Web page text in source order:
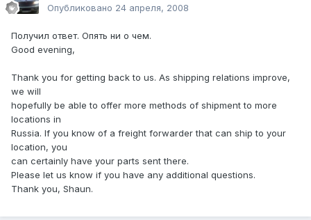
Опубликовано 24 апреля, 2008
Получил ответ. Опять ни о чем.
Good evening,
Thank you for getting back to us. As shipping relations improve,
we will
hopefully be able to offer more methods of shipment to more
locations in
Russia. If you know of a freight forwarder that can ship to your
location, you
can certainly have your parts sent there.
Please let us know if you have any additional questions.
Thank you, Shaun.